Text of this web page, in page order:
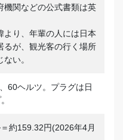
機関などの公式書類は英
より、年輩の人には日本
るが、観光客の行く場所
い。
60ヘルツ。プラグは日
約159.32円(2026年4月